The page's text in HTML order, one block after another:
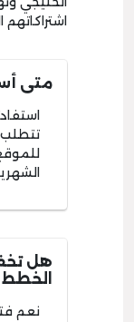
اشتراكاتهم
متى
تتطلب
هل
الخطط
نعم